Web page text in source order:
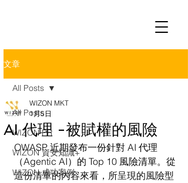
文章
All Posts
WIZON PR
WIZON 資安知識+
WIZON 成功案例
All Posts
AI 代理 -被賦權的風險
WIZON MKT
1月5日
OWASP 近期發布一份針對 AI 代理
（Agentic AI）的 Top 10 風險清單。 從
這份清單的內容來看，所呈現的風險型